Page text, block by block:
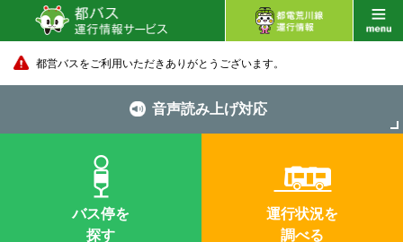
都営バスをご利用いただきありがとうございます。
音声読み上げ対応
バス停を
探す
運行状況を
調べる